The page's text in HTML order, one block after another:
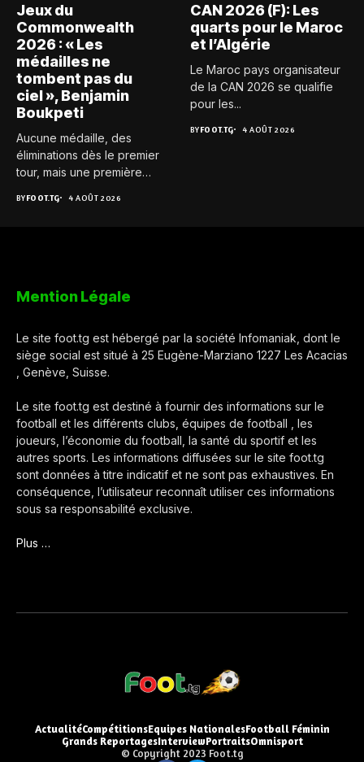
Jeux du
Commonwealth
2026 : « Les
médailles ne
tombent pas du
ciel », Benjamin
Boukpeti
Aucune médaille, des
éliminations dès le premier
tour, mais une première
BYFOOT.TG 4 AOÛT 2026
CAN 2026 (F): Les
quarts pour le Maroc
et l’Algérie
Le Maroc pays organisateur
de la CAN 2026 se qualifie
pour les...
BYFOOT.TG 4 AOÛT 2026
Mention Légale
Le site foot.tg est hébergé par la société Infomaniak, dont le
siège social est situé à 25 Eugène-Marziano 1227 Les Acacias
, Genève, Suisse.
Le site foot.tg est destiné à fournir des informations sur le
football et les différents clubs, équipes de football , les
joueurs, l’économie du football, la santé du sportif et les
autres sports. Les informations diffusées sur le site foot.tg
sont données à titre indicatif et ne sont pas exhaustives. En
conséquence, l’utilisateur reconnaît utiliser ces informations
sous sa responsabilité exclusive.
Plus …
ActualitéCompétitionsEquipes NationalesFootball Féminin
Grands ReportagesInterviewPortraitsOmnisport
© Copyright 2023 Foot.tg